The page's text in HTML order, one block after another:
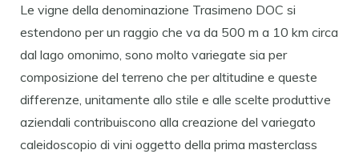
Le vigne della denominazione Trasimeno DOC si
estendono per un raggio che va da 500 m a 10 km circa
dal lago omonimo, sono molto variegate sia per
composizione del terreno che per altitudine e queste
differenze, unitamente allo stile e alle scelte produttive
aziendali contribuiscono alla creazione del variegato
caleidoscopio di vini oggetto della prima masterclass